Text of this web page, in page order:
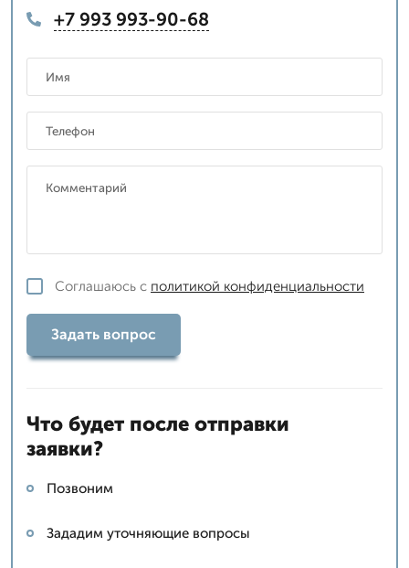
+7 993 993-90-68
Соглашаюсь с политикой конфиденциальности
Задать вопрос
Что будет после отправки
заявки?
Позвоним
Зададим уточняющие вопросы